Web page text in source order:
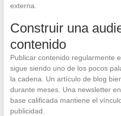
externa.
Construir una
contenido
Publicar contenido regularmente
sigue siendo uno de los pocos
la cadena. Un artículo de blog
durante meses. Una newsletter
base calificada mantiene el
publicidad.